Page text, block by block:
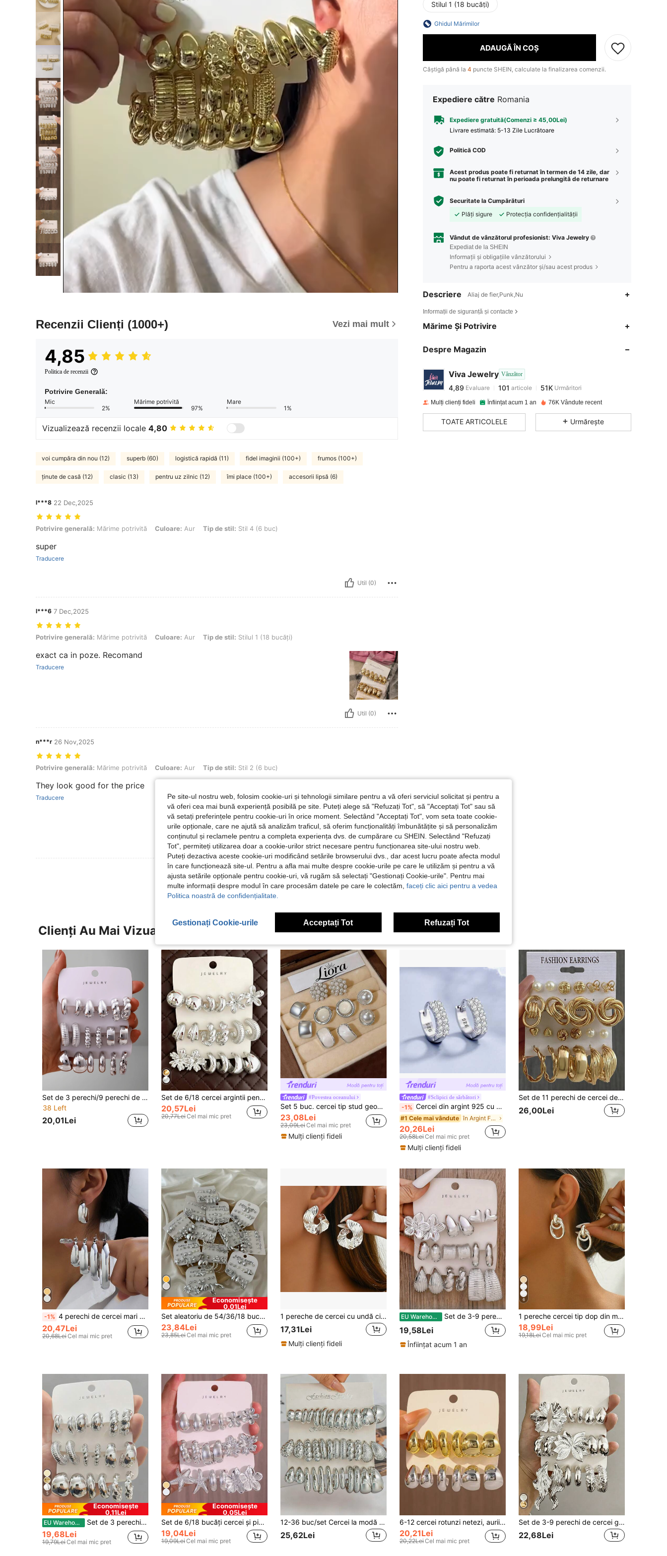
Recenzii Clienți (1000+) Vezi mai mult
4,85
Politica de recenzii
Potrivire Generală:
Mic
2%
Mărime potrivită
97%
Mare
1%
Vizualizează recenzii locale 4,80
voi cumpăra din nou (12) superb (60) logistică rapidă (11) fidel imaginii (100+) frumos (100+)
ținute de casă (12) clasic (13) pentru uz zilnic (12) îmi place (100+) accesorii lipsă (6)
l***8 22 Dec,2025
Potrivire generală: Mărime potrivită, Culoare: Aur, Tip de stil: Stil 4 (6 buc)
Potrivire generală: Mărime potrivită Culoare: Aur Tip de stil: Stil 4 (6 buc)
super
Traducere
Util (0)
l***6 7 Dec,2025
Potrivire generală: Mărime potrivită, Culoare: Aur, Tip de stil: Stilul 1 (18 bucăți)
Potrivire generală: Mărime potrivită Culoare: Aur Tip de stil: Stilul 1 (18 bucăți)
exact ca in poze. Recomand
Traducere
Util (0)
n***r 26 Nov,2025
Potrivire generală: Mărime potrivită, Culoare: Aur, Tip de stil: Stil 2 (6 buc)
Potrivire generală: Mărime potrivită Culoare: Aur Tip de stil: Stil 2 (6 buc)
They look good for the price
Traducere
Util (0)
Vezi Mai Multe Recenzii
Stilul 1 (18 bucăți)
Ghidul Mărimilor
ADAUGĂ ÎN COȘ
Câștigă până la 4 puncte SHEIN, calculate la finalizarea comenzii.
Expediere către Romania
Expediere gratuită(Comenzi ≥ 45,00Lei)
Livrare estimată: 5-13 Zile Lucrătoare
Politică COD
Acest produs poate fi returnat în termen de 14 zile, dar
nu poate fi returnat în perioada prelungită de returnare
Securitate la Cumpărături
Plăți sigure
Protecția confidențialității
Vândut de vânzătorul profesionist: Viva Jewelry
Expediat de la SHEIN
Informații și obligațiile vânzătorului
Pentru a raporta acest vânzător și/sau acest produs
Descriere Aliaj de fier,Punk,Nu
Informații de siguranță și contacte
Mărime Și Potrivire
Despre Magazin
Viva Jewelry Vânzător
4,89
4,89
101articole
s***aa plătit în urmă cu 1 zi
Mulți clienți fideli Înființat acum 1 an 76K Vândute recent
TOATE ARTICOLELE Urmărește
Clienți Au Mai Vizualizat
Set de 3 perechi/9 perechi de cercei rotunzi groși, argintii, cercei rotunzi non-alergenici pentru femei
38 Left
20,01Lei
Set de 6/18 cercei argintii pentru femei, include cercei cu șurub, cercei rotunzi în formă de C netezi, cercei rotunzi cu flori cu 5 petale, cercei rotunzi cu gheare de pisică, cercei rotunzi lați în formă de C, cercei rotunzi texturați în formă de C, set de cercei argintii la modă și eleganți/răcoritori, cadou excelent pentru prietene, iubite, mame.
20,57Lei
20,77LeiCel mai mic pret
#Povestea oceanului
Set 5 buc. cercei tip stud geometrici cu stea și cerc, din perle false, nuanță argintie, stil vintage, dulci și fini, design de nișă premium minimalist, potriviți pentru femei, pentru banchet, petrecere, purtare zilnică și sărbători (fără cutie)
23,08Lei
23,09LeiCel mai mic pret
Mulți clienți fideli
#Sclipici de sărbători
-1% Cercei din argint 925 cu ac, bijuterii de înaltă calitate, cu două rânduri de cristale
#1 Cele mai vândute în Argint Femei Mansete pentru urechi
20,26Lei
20,58LeiCel mai mic pret
Mulți clienți fideli
Set de 11 perechi de cercei de modă creativi, cercei din aliaj de perle artificiale, cercei inel din aluat prăjit antic, cercei fluture, cercei cu perle în formă de C, cercei geometrici, cercei în formă de inimă, cercei simpli creativi, potriviti pentru ținuta zilnică a femeilor
26,00Lei
-1% 4 perechi de cercei mari metalici cu cerc pentru femei la modă pentru purtarea zilnică
20,47Lei
20,68LeiCel mai mic pret
Economisește
0,01Lei
Set aleatoriu de 54/36/18 bucăți cercei tip stud și cercuri pentru femei și cupluri, simpli, geometrici, asimetrici, cu fundă, inimă și perle artificiale, pentru vară, vacanță, întâlnire, cadou, casual zilnic, petrecere și nuntă, asortați pentru iubită și mamă
23,84Lei
23,85LeiCel mai mic pret
1 pereche de cercei cu undă circulară asimetrică, abstractă, minimalistă
17,31Lei
Mulți clienți fideli
EU Warehouse Set de 3-9 perechi de cercei la modă, argintii, de înaltă calitate, pentru femei, include flori, cercei rotunzi, elemente în formă de inimă, cercei vintage versatili, potriviți pentru purtare zilnică, banchet, întâlnire, cadou (cadou de înaltă calitate pentru prieteni, familie, surori), petrecere
19,58Lei
Înființat acum 1 an
6
1 pereche cercei tip dop din metal nuanță argintie, cu design multifilament și noduri, pentru femei
18,99Lei
19,18LeiCel mai mic pret
5
Economisește
0,11Lei
EU Warehouse Set de 3 perechi/9 perechi de cercei groși argintii pentru femei, cercei groși hipoalergenici, realizați din rășină ABS
19,68Lei
19,79LeiCel mai mic pret
Economisește
0,05Lei
Set de 6/18 bucăți cercei și piercinguri argintii cu stele de mare mari, flori mici/medii/mari, picături de apă line, formă C și formă răsucită, cadoul perfect pentru prieteni și familie (material CCB ușor, nu se decolorează)
19,04Lei
19,09LeiCel mai mic pret
12-36 buc/set Cercei la modă din argint cu formă de lacrimă și texturați în formă de C, stiluri clasice pentru femei, potriviți pentru purtare pe tot parcursul anului
25,62Lei
6-12 cercei rotunzi netezi, aurii și argintii, cu formă de lacrimă (fără ambalaj de carton) (împachetați în pungă)
20,21Lei
20,22LeiCel mai mic pret
Set de 3-9 perechi de cercei groși din argint, cercei groși din argint hipoalergenici pentru femei, set de cercei la modă cu elemente multiple
22,68Lei
Pe site-ul nostru web, folosim cookie-uri și tehnologii similare pentru a vă oferi serviciul solicitat și pentru a
vă oferi cea mai bună experiență posibilă pe site. Puteți alege să "Refuzați Tot", să "Acceptați Tot" sau să
vă setați preferințele pentru cookie-uri în orice moment. Selectând "Acceptați Tot", vom seta toate cookie-
urile opționale, care ne ajută să analizăm traficul, să oferim funcționalități îmbunătățite și să personalizăm
conținutul și reclamele pentru a completa experiența dvs. de cumpărare cu SHEIN. Selectând "Refuzați
Tot", permiteți utilizarea doar a cookie-urilor strict necesare pentru funcționarea site-ului nostru web.
Puteți dezactiva aceste cookie-uri modificând setările browserului dvs., dar acest lucru poate afecta modul
în care funcționează site-ul. Pentru a afla mai multe despre cookie-urile pe care le utilizăm și pentru a vă
ajusta setările opționale pentru cookie-uri, vă rugăm să selectați "Gestionați Cookie-urile". Pentru mai
multe informații despre modul în care procesăm datele pe care le colectăm, faceți clic aici pentru a vedea
Politica noastră de confidențialitate.
Gestionați Cookie-urile Acceptați Tot Refuzați Tot